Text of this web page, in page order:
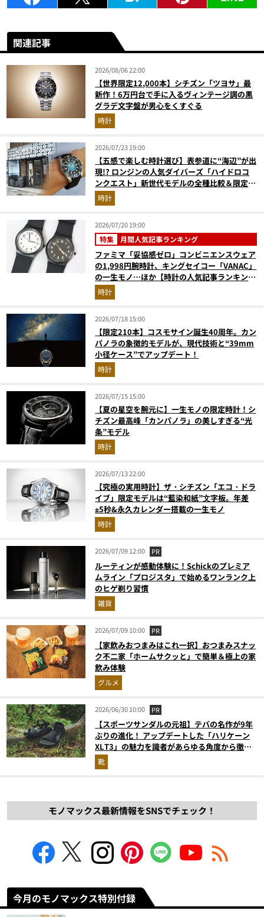
関連記事
2026/08/06 22:00
【世界限定12,000本】シチズン「ツヨサ」最
新作！6万円台で手に入るヴィンテージ調の黒
グラデ文字盤が男心をくすぐる
時計
2026/07/23 19:00
【五感で楽しむ時計選び】表参道に“海辺”が出
現!? ロンジンの人気ダイバーズ「ハイドロコ
ンクエスト」新世代モデルの全種比較＆限定品
が揃う激アツ空間へ！
時計
2026/07/20 19:00
特集 月間人気記事ランキング
ファミマ「妥協感ゼロ」コンビニエンスウェア
の1,998円腕時計、キングセイコー「VANAC」
の一生モノ…ほか【時計の人気記事ランキング
ベスト3】（2026年6月版）
時計
2026/07/18 15:00
【限定210本】コスモサイン誕生40周年。カン
パノラの象徴的モデルが、現代技術と“39mm
小径ケース”でアップデート！
時計
2026/07/15 15:00
【夏の星空を腕元に】一生モノの限定時計！シ
チズン最高峰「カンパノラ」の美しすぎる“光
条”モデル
時計
2026/07/13 22:00
【究極の実用時計】ザ・シチズン「エコ・ドラ
イブ」限定モデルは“藍染和紙”⽂字板。年差
±5秒&永久カレンダー搭載の一生モノ
時計
2026/07/09 12:00 PR
ルーティンが感動体験に！Schickのプレミア
ムライン「プロジスタ」で始めるワンランク上
のヒゲ剃り習慣
雑貨
2026/07/09 10:00 PR
【家飲みおつまみはこれ一択】おつまみスナッ
ク不二家「ホームサクッと」で簡単＆極上の家
飲み体験
グルメ
2026/06/30 10:00 PR
【スポーツサンダルの元祖】テバの名作が9年
ぶりの進化！ アップデートした「ハリケーン
XLT3」の魅力を識者があらゆる角度から徹底
解説！
靴
モノマックス最新情報をSNSでチェック！
今月のモノマックス特別付録